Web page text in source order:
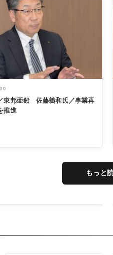
東邦亜鉛 佐藤義和氏／事業再
推進
もっと